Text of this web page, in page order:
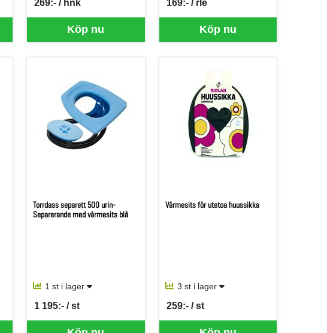
Köp nu
269:- / hnk
SEK per HNK
Köp nu
169:- / rle
SEK per RLE
Torrdass separett 500 urin-
Separerande med värmesits blå
1 st i lager
1 195:- / st
SEK per ST
Värmesits för utetoa huussikka
3 st i lager
259:- / st
SEK per ST